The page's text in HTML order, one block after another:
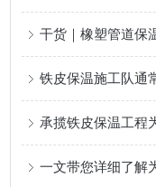
干货｜橡塑管道保
铁皮保温施工队通
承揽铁皮保温工程
一文带您详细了解